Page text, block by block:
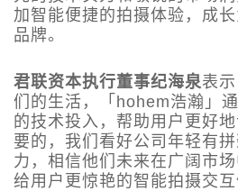
加智能便捷的拍摄体验，成
品牌。
君联资本执行董事纪海泉表
们的生活，「hohem浩瀚」
的技术投入，帮助用户更好
要的，我们看好公司年轻有
力，相信他们未来在广阔市
给用户更惊艳的智能拍摄交互